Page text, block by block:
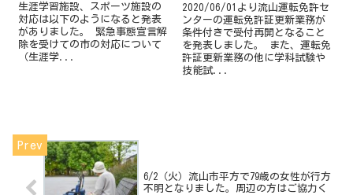
生涯学習施設、スポーツ施設の
対応は以下のようになると発表
がありました。 緊急事態宣言解
除を受けての市の対応について
（生涯学...
2020/06/01より流山運転免許セ
ンターの運転免許証更新業務が
条件付きで受付再開となること
を発表しました。 また、運転免
許証更新業務の他に学科試験や
技能試...
6/2（火）流山市平方で79歳の女性が行方
不明となりました。周辺の方はご協力く